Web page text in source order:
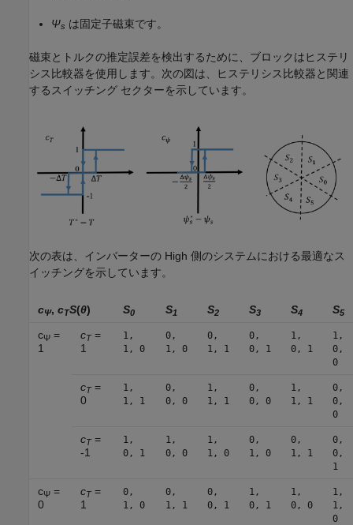
Ψs は固定子磁束です。
磁束とトルクの推定誤差を検出するために、ブロックはヒステリ
シス比較器を使用します。次の図は、ヒステリシス比較器と関連
するスイッチング セクターを示しています。
次の表は、インバーターの High 側のシステムにおける最適なス
イッチングを示しています。
cΨ, cTS(θ) S0 S1 S2 S3 S4 S5
cΨ=
1
cT =
1
1,
1, 0
0,
1, 0
0,
1, 1
0,
0, 1
1,
0, 1
1,
0,
0
cT =
0
1,
1, 1
0,
0, 0
1,
1, 1
0,
0, 0
1,
1, 1
0,
0,
0
cT =
-1
1,
0, 1
1,
0, 0
1,
1, 0
0,
1, 0
0,
1, 1
0,
0,
1
cΨ=
0
cT =
1
0,
1, 0
0,
1, 1
0,
0, 1
1,
0, 1
1,
0, 0
1,
1,
0